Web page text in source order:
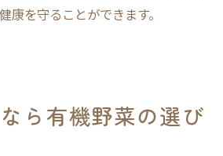
康を守ることができます。
ら有機野菜の選び